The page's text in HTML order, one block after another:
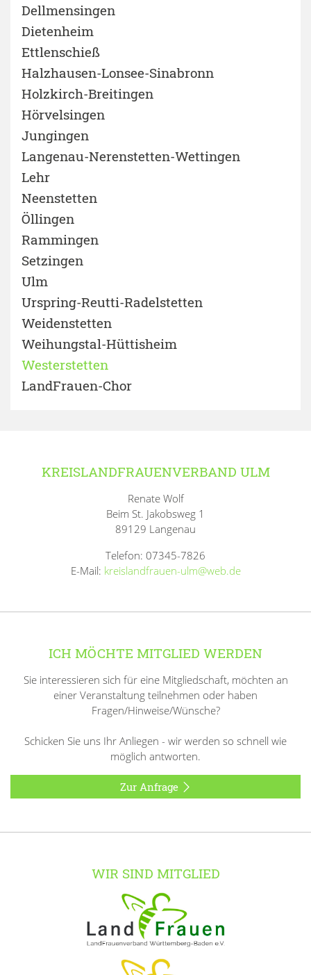
Dellmensingen
Dietenheim
Ettlenschieß
Halzhausen-Lonsee-Sinabronn
Holzkirch-Breitingen
Hörvelsingen
Jungingen
Langenau-Nerenstetten-Wettingen
Lehr
Neenstetten
Öllingen
Rammingen
Setzingen
Ulm
Urspring-Reutti-Radelstetten
Weidenstetten
Weihungstal-Hüttisheim
Westerstetten
LandFrauen-Chor
KREISLANDFRAUENVERBAND ULM
Renate Wolf
Beim St. Jakobsweg 1
89129 Langenau
Telefon: 07345-7826
E-Mail: kreislandfrauen-ulm@web.de
ICH MÖCHTE MITGLIED WERDEN
Sie interessieren sich für eine Mitgliedschaft, möchten an
einer Veranstaltung teilnehmen oder haben
Fragen/Hinweise/Wünsche?
Schicken Sie uns Ihr Anliegen - wir werden so schnell wie
möglich antworten.
Zur Anfrage
WIR SIND MITGLIED